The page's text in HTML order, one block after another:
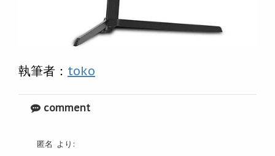
執筆者： toko
comment
匿名 より: